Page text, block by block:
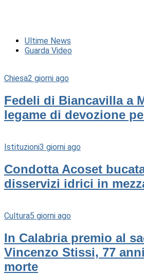
Ultime News
Guarda Video
Chiesa2 giorni ago
Fedeli di Biancavilla a
legame di devozione
Istituzioni3 giorni ago
Condotta Acoset
disservizi idrici in
Cultura5 giorni ago
In Calabria premio al
Vincenzo Stissi, 77
morte